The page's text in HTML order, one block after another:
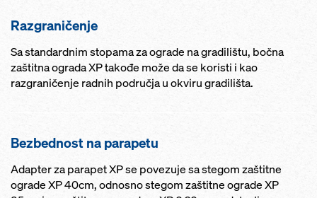
Razgraničenje
Sa standardnim stopama za ograde na gradilištu, bočna
zaštitna ograda XP takođe može da se koristi i kao
razgraničenje radnih područja u okviru gradilišta.
Bezbednost na parapetu
Adapter za parapet XP se povezuje sa stegom zaštitne
ograde XP 40cm, odnosno stegom zaštitne ograde XP